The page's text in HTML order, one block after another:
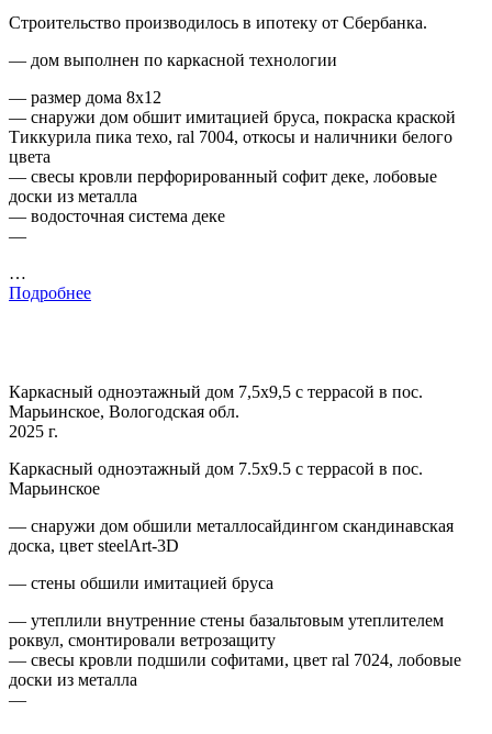
Строительство производилось в ипотеку от Сбербанка.
— дом выполнен по каркасной технологии
— размер дома 8х12
— снаружи дом обшит имитацией бруса, покраска краской
Тиккурила пика техо, ral 7004, откосы и наличники белого
цвета
— свесы кровли перфорированный софит деке, лобовые
доски из металла
— водосточная система деке
—
…
Подробнее
Каркасный одноэтажный дом 7,5х9,5 с террасой в пос.
Марьинское, Вологодская обл.
2025 г.
Каркасный одноэтажный дом 7.5х9.5 с террасой в пос.
Марьинское
— снаружи дом обшили металлосайдингом скандинавская
доска, цвет steelArt-3D
— стены обшили имитацией бруса
— утеплили внутренние стены базальтовым утеплителем
роквул, смонтировали ветрозащиту
— свесы кровли подшили софитами, цвет ral 7024, лобовые
доски из металла
—